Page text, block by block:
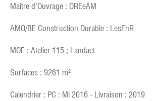
Maitre d’Ouvrage : DREeAM
AMO/BE Construction Durable : LesEnR
MOE : Atelier 115 ; Landact
Surfaces : 9261 m²
Calendrier : PC : Mi 2016 - Livraison : 2019